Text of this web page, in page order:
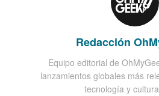
Redacción
Equipo editorial de
lanzamientos globales más
tecnología y